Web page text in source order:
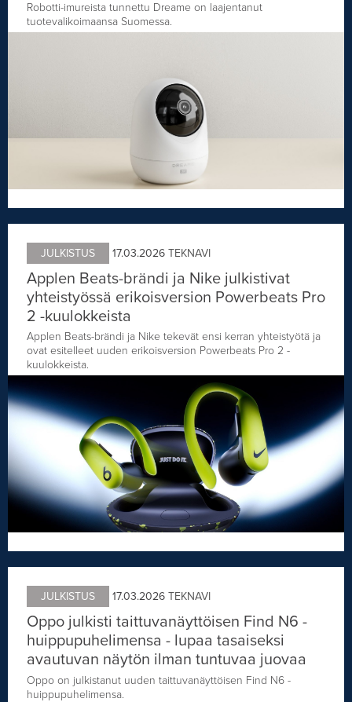
Robotti-imureista tunnettu Dreame on laajentanut
tuotevalikoimaansa Suomessa.
JULKISTUS 17.03.2026 TEKNAVI
Applen Beats-brändi ja Nike julkistivat
yhteistyössä erikoisversion Powerbeats Pro
2 -kuulokkeista
Applen Beats-brändi ja Nike tekevät ensi kerran yhteistyötä ja
ovat esitelleet uuden erikoisversion Powerbeats Pro 2 -
kuulokkeista.
JULKISTUS 17.03.2026 TEKNAVI
Oppo julkisti taittuvanäyttöisen Find N6 -
huippupuhelimensa - lupaa tasaiseksi
avautuvan näytön ilman tuntuvaa juovaa
Oppo on julkistanut uuden taittuvanäyttöisen Find N6 -
huippupuhelimensa.